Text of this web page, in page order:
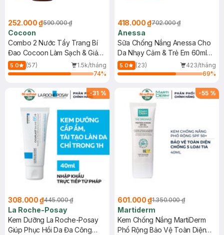
252.000 ₫590.000 ₫
Cocoon
Combo 2 Nước Tẩy Trang Bí
Đao Cocoon Làm Sạch & Giảm
Dầu 500ml
5.0 (57)
1.5k/tháng
74%
418.000 ₫702.000 ₫
Anessa
Sữa Chống Nắng Anessa Cho
Da Nhạy Cảm & Trẻ Em 60ml
(Mới)
5.0 (23)
423/tháng
69%
-31 %
308.000 ₫445.000 ₫
La Roche-Posay
Kem Dưỡng La Roche-Posay
Giúp Phục Hồi Da Đa Công
-55 %
601.000 ₫1.350.000 ₫
Martiderm
Kem Chống Nắng MartiDerm
Phổ Rộng Bảo Vệ Toàn Diện